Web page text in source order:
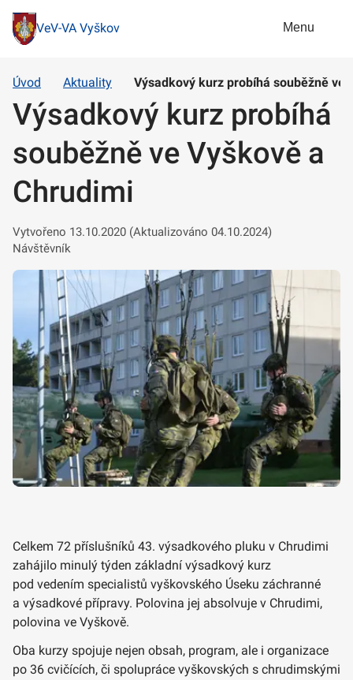
VeV-VA Vyškov Menu
Úvod Aktuality Výsadkový kurz probíhá souběžně ve
Výsadkový kurz probíhá
souběžně ve Vyškově a
Chrudimi
Vytvořeno 13.10.2020 (Aktualizováno 04.10.2024)
Návštěvník
Celkem 72 příslušníků 43. výsadkového pluku v Chrudimi
zahájilo minulý týden základní výsadkový kurz
pod vedením specialistů vyškovského Úseku záchranné
a výsadkové přípravy. Polovina jej absolvuje v Chrudimi,
polovina ve Vyškově.
Oba kurzy spojuje nejen obsah, program, ale i organizace
po 36 cvičících, či spolupráce vyškovských s chrudimskými